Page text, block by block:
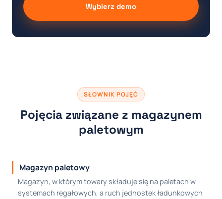
Wybierz demo
SŁOWNIK POJĘĆ
Pojęcia związane z magazynem
paletowym
Magazyn paletowy
Magazyn, w którym towary składuje się na paletach w
systemach regałowych, a ruch jednostek ładunkowych